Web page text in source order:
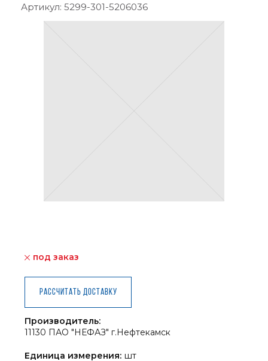
Артикул: 5299-301-5206036
под заказ
Рассчитать доставку
Производитель:
11130 ПАО "НЕФАЗ" г.Нефтекамск
Единица измерения: шт